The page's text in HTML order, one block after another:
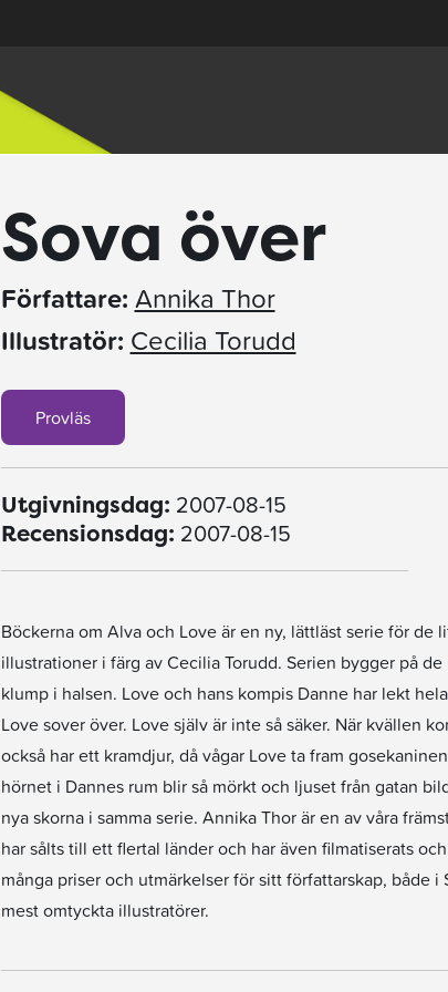
Sova över
Författare: Annika Thor
Illustratör: Cecilia Torudd
Provläs
Utgivningsdag: 2007-08-15
Recensionsdag: 2007-08-15
Böckerna om Alva och Love är en ny, lättläst serie för de
illustrationer i färg av Cecilia Torudd. Serien bygger på de
klump i halsen. Love och hans kompis Danne har lekt
Love sover över. Love själv är inte så säker. När kvällen
också har ett kramdjur, då vågar Love ta fram
hörnet i Dannes rum blir så mörkt och ljuset från gatan
nya skorna i samma serie. Annika Thor är en av våra
har sålts till ett flertal länder och har även filmatiserats
många priser och utmärkelser för sitt författarskap, både
mest omtyckta illustratörer.